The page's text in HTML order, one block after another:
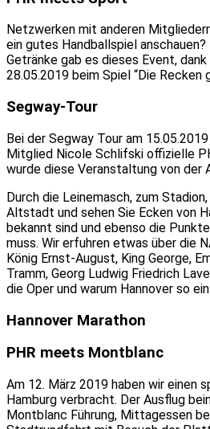
Netzwerken mit anderen
ein gutes Handballspiel anschauen?
Getränke gab es dieses Event, dank
28.05.2019 beim Spiel “Die Recken
Segway-Tour
Bei der Segway Tour am
Mitglied Nicole Schlifski offizielle
wurde diese Veranstaltung von der
Durch die Leinemasch, zum
Altstadt und sehen Sie Ecken von
bekannt sind und ebenso die
muss. Wir erfuhren etwas über die
König Ernst-August, King George,
Tramm, Georg Ludwig Friedrich
die Oper und warum Hannover so
Hannover Marathon
PHR meets Montblanc
Am 12. März 2019 haben wir einen
Hamburg verbracht. Der Ausflug
Montblanc Führung, Mittagessen